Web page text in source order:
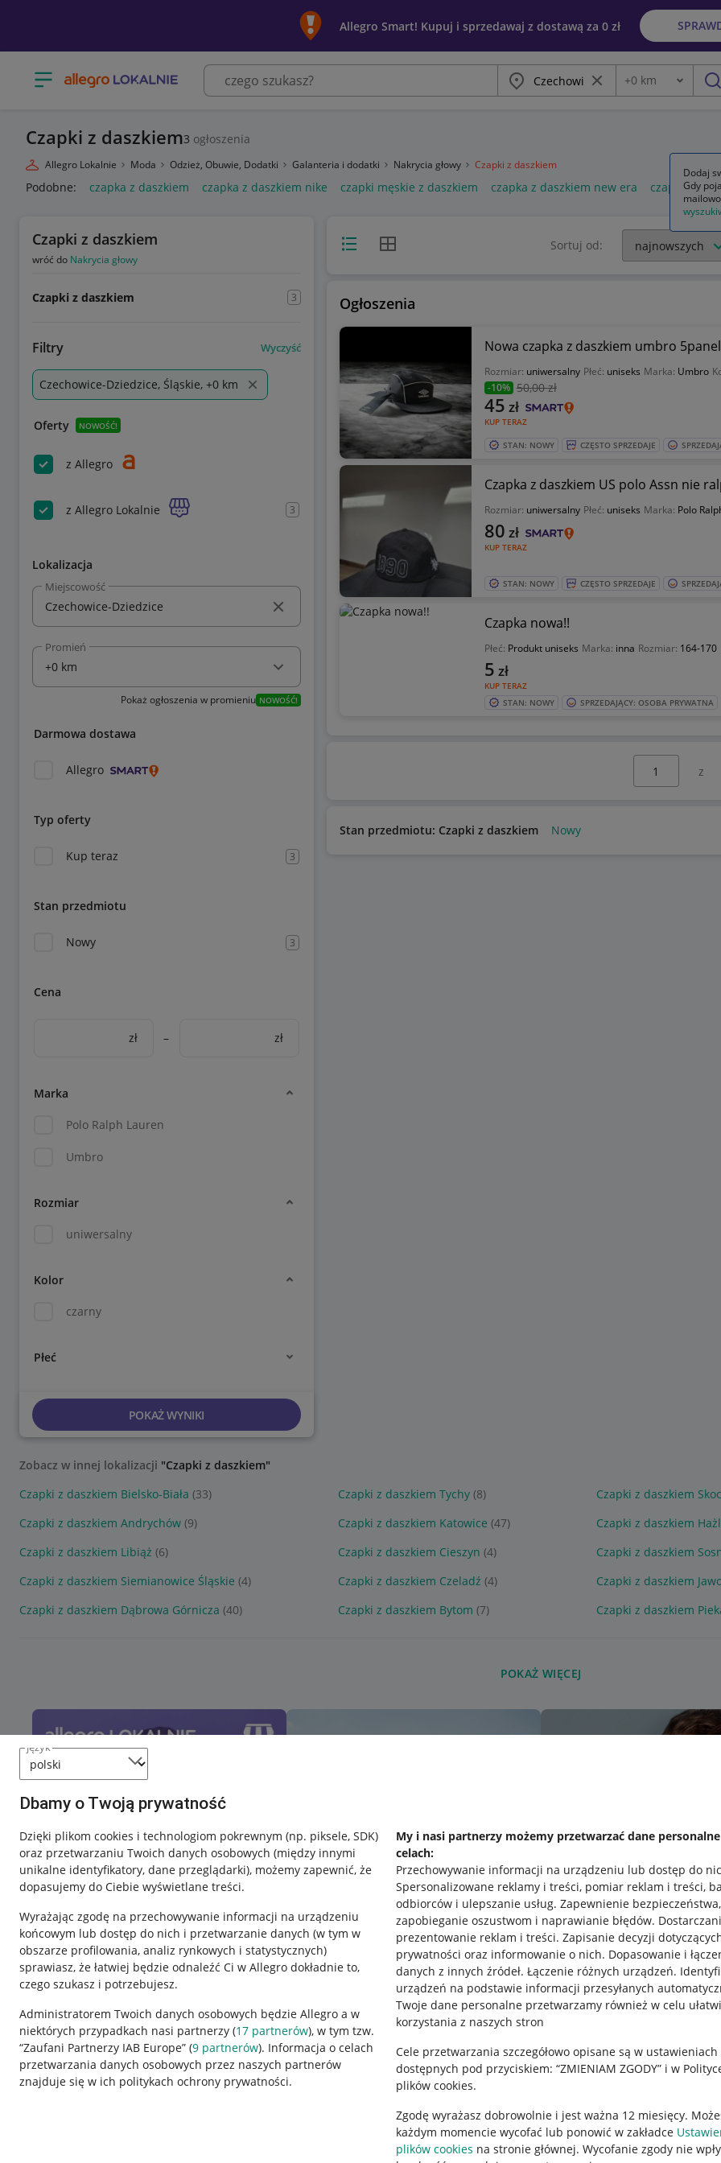
język
Dbamy o Twoją prywatność
Dzięki plikom cookies i technologiom pokrewnym (np. piksele, SDK)
oraz przetwarzaniu Twoich danych osobowych (między innymi
unikalne identyfikatory, dane przeglądarki), możemy zapewnić, że
dopasujemy do Ciebie wyświetlane treści.
Wyrażając zgodę na przechowywanie informacji na urządzeniu
końcowym lub dostęp do nich i przetwarzanie danych (w tym w
obszarze profilowania, analiz rynkowych i statystycznych)
sprawiasz, że łatwiej będzie odnaleźć Ci w Allegro dokładnie to,
czego szukasz i potrzebujesz.
Administratorem Twoich danych osobowych będzie Allegro a w
niektórych przypadkach nasi partnerzy (17 partnerów), w tym tzw.
“Zaufani Partnerzy IAB Europe” (9 partnerów). Informacja o celach
przetwarzania danych osobowych przez naszych partnerów
znajduje się w ich politykach ochrony prywatności.
My i nasi partnerzy możemy przetwarzać dane
celach:
Przechowywanie informacji na urządzeniu lub dostęp do
Spersonalizowane reklamy i treści, pomiar reklam i treści,
odbiorców i ulepszanie usług. Zapewnienie bezpieczeństwa,
zapobieganie oszustwom i naprawianie błędów.
prezentowanie reklam i treści. Zapisanie decyzji
prywatności oraz informowanie o nich. Dopasowanie i
danych z innych źródeł. Łączenie różnych urządzeń.
urządzeń na podstawie informacji przesyłanych
Twoje dane personalne przetwarzamy również w celu
korzystania z naszych stron
Cele przetwarzania szczegółowo opisane są w ustawieniach
dostępnych pod przyciskiem: “ZMIENIAM ZGODY” i w
plików cookies.
Zgodę wyrażasz dobrowolnie i jest ważna 12 miesięcy.
każdym momencie wycofać lub ponowić w zakładce
plików cookies na stronie głównej. Wycofanie zgody nie
Allegro Smart! Kupuj i sprzedawaj z dostawą za 0 zł
Otwórz menu z kategoriami Miasto Wyczyść frazę
Odległość
+0 km
Czapki z daszkiem3 ogłoszenia
Allegro Lokalnie Moda Odzież, Obuwie, Dodatki Galanteria i dodatki Nakrycia głowy Czapki z daszkiem
Podobne: czapka z daszkiem czapka z daszkiem nike czapki męskie z daszkiem czapka z daszkiem new era czapka z
Czapki z daszkiem
wróć do Nakrycia głowy
Czapki z daszkiem 3
Filtry Wyczyść
Czechowice-Dziedzice, Śląskie, +0 km
Oferty NOWOŚĆ!
z Allegro
z Allegro Lokalnie 3
Lokalizacja
Miejscowość
Promień
Pokaż ogłoszenia w promieniu NOWOŚĆ!
Darmowa dostawa
Allegro
Typ oferty
Kup teraz 3
Stan przedmiotu
Nowy 3
Cena
zł – zł
Marka
Polo Ralph Lauren
Umbro
Rozmiar
uniwersalny
Kolor
czarny
Płeć
POKAŻ WYNIKI
Widok listyWidok siatki Sortuj od:
Ogłoszenia
Nowa czapka z daszkiem umbro
Rozmiar: uniwersalny Płeć: uniseks Marka: Umbro
-10% 50,00 zł
KUP TERAZ
45 zł
STAN: NOWY CZĘSTO SPRZEDAJE
Czapka z daszkiem US polo Assn nie
Rozmiar: uniwersalny Płeć: uniseks Marka: Polo
KUP TERAZ
80 zł
STAN: NOWY CZĘSTO SPRZEDAJE
Czapka nowa!!
Płeć: Produkt uniseks Marka: inna Rozmiar: 164-170
KUP TERAZ
5 zł
STAN: NOWY SPRZEDAJĄCY: OSOBA PRYWATNA
z
Stan przedmiotu: Czapki z daszkiem Nowy
Zobacz w innej lokalizacji "Czapki z daszkiem"
Czapki z daszkiem Bielsko-Biała (33) Czapki z daszkiem Tychy (8) Czapki z daszkiem
Czapki z daszkiem Andrychów (9) Czapki z daszkiem Katowice (47) Czapki z daszkiem
Czapki z daszkiem Libiąż (6) Czapki z daszkiem Cieszyn (4) Czapki z daszkiem
Czapki z daszkiem Siemianowice Śląskie (4) Czapki z daszkiem Czeladź (4) Czapki z daszkiem
Czapki z daszkiem Dąbrowa Górnicza (40) Czapki z daszkiem Bytom (7) Czapki z daszkiem
POKAŻ WIĘCEJ
Przydatne informacje
Jak to działa
Napisz do nas
Allegro Gadane dla sprzedających
Regulamin
Polityka plików "cookies"
Ustawienia plików "cookies"
Udostępnianie lokalizacji
Informacje dla Aktu o Usługach Cyfrowych
Pobierz aplikację
Dodaj
Gdy